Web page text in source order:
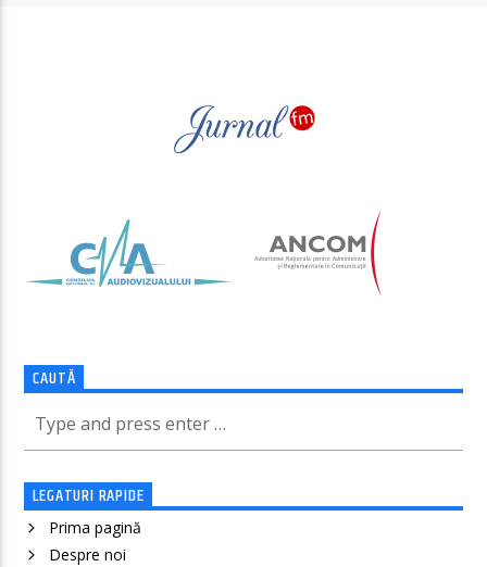
CAUTĂ
LEGATURI RAPIDE
Prima pagină
Despre noi